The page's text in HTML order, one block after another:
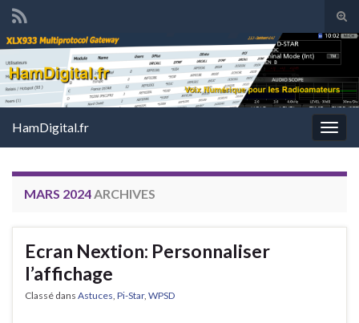
Search for:
HamDigital.fr
MARS 2024ARCHIVES
Ecran Nextion: Personnaliser
l’affichage
Classé dans Astuces, Pi-Star, WPSD